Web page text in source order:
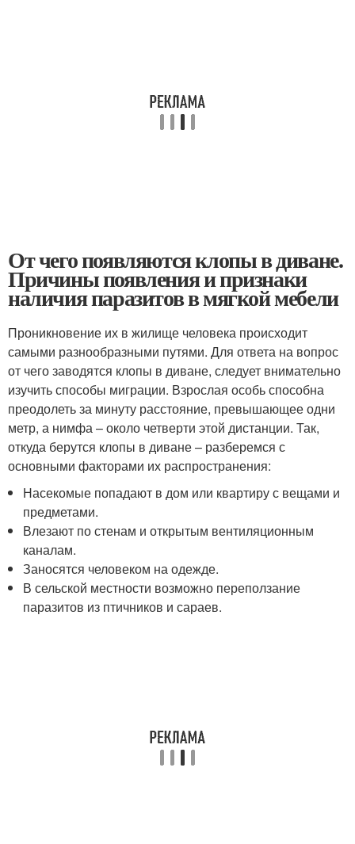
От чего появляются клопы в диване.
Причины появления и признаки
наличия паразитов в мягкой мебели
Проникновение их в жилище человека происходит
самыми разнообразными путями. Для ответа на вопрос
от чего заводятся клопы в диване, следует внимательно
изучить способы миграции. Взрослая особь способна
преодолеть за минуту расстояние, превышающее одни
метр, а нимфа – около четверти этой дистанции. Так,
откуда берутся клопы в диване – разберемся с
основными факторами их распространения:
Насекомые попадают в дом или квартиру с вещами и
предметами.
Влезают по стенам и открытым вентиляционным
каналам.
Заносятся человеком на одежде.
В сельской местности возможно переползание
паразитов из птичников и сараев.